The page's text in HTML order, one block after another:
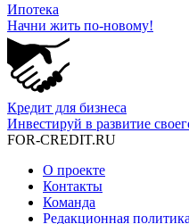
Ипотека
Начни жить по-новому!
Кредит для бизнеса
Инвестируй в развитие
FOR-CREDIT.RU
О проекте
Контакты
Команда
Редакционная политика